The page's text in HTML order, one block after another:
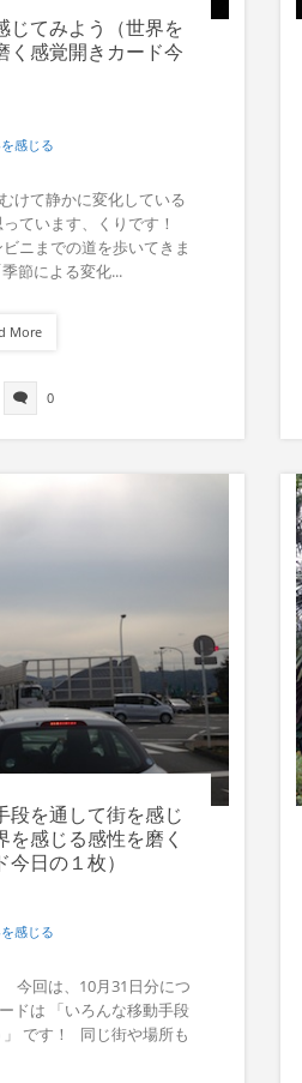
じてみよう（世界を
く感覚開きカード今
感じる
けて静かに変化している
ています、くりです！
ニまでの道を歩いてきま
節による変化...
More
0
段を通して街を感じ
を感じる感性を磨く
日の１枚）
感じる
回は、10月31日分につ
ドは 「いろんな移動手段
です！ 同じ街や場所も